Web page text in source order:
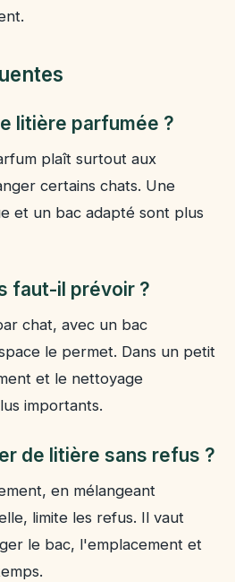
litière parfumée ?
plaît surtout aux
certains chats. Une
et un bac adapté sont plus
faut-il prévoir ?
chat, avec un bac
le permet. Dans un petit
et le nettoyage
importants.
de litière sans refus ?
en mélangeant
limite les refus. Il vaut
le bac, l'emplacement et